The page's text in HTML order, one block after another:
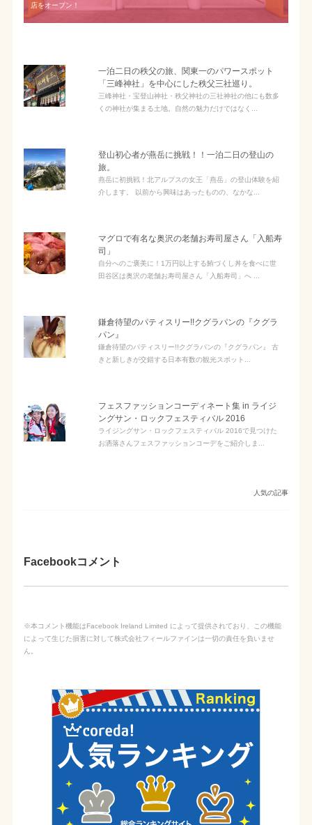
店をオープン！
一泊二日の秩父の旅、関東一のパワースポット
「三峰神社」を中心にした秩父三社巡り。
三峰神社・宝登山神社・秩父神社の三社神社の他にも数多
くの神社が集まる土地。自然の魅力だけではなく...
登山初心者が燕岳に挑戦！！一泊二日の登山の
旅。
燕岳に初挑戦！北アルプスの女王「燕岳」の登山体験を紹
介します。 以前から興味はあったものの、なかな...
マグロで有名な奥沢の老舗お寿司屋さん「入船寿
司」
自分へのご褒美に！1万円以上する鮪づくし丼を食べに世
田谷区は奥沢の老舗お寿司屋さん「入船寿司」へ ...
鎌倉待望のパティスリー!!クグラパンの『クグラ
パン』
鎌倉待望のパティスリー!!クグラパンの『クグラパン』 古
きと新しきが交錯する日本有数の観光スポット...
フェスファッションコーディネート集 in ライジ
ングサン・ロックフェスティバル 2016
ライジングサン・ロックフェスティバル 2016で見つけた
お洒落さんフェスファッションコーデをご紹介しま...
人気の記事
Facebookコメント
※本コメント機能はFacebook Ireland Limited によって提供されており、この機能
によって生じた損害に対して株式会社フィールファインは一切の責任を負いませ
ん。